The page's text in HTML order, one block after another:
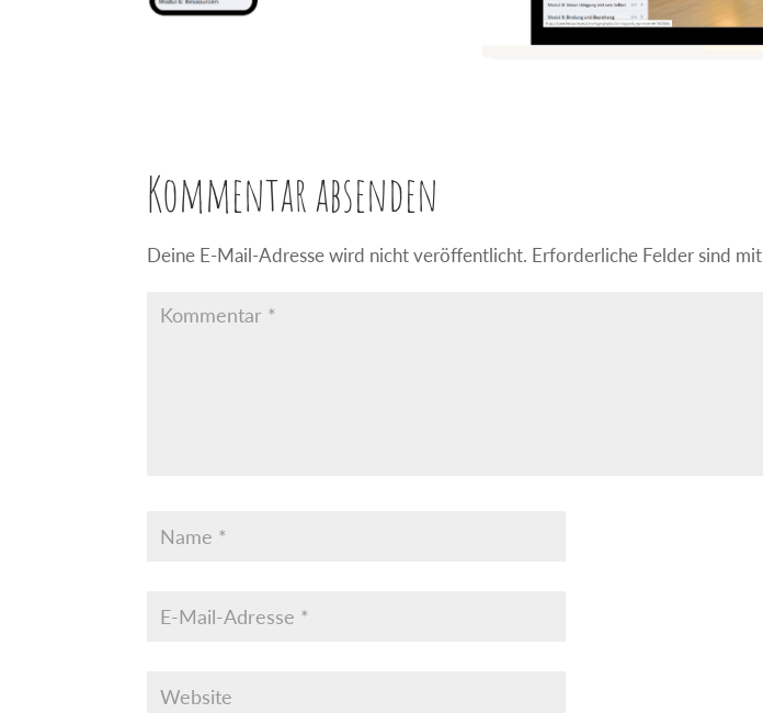
Kommentar absenden
Deine E-Mail-Adresse wird nicht veröffentlicht. Erforderliche Felder sind mit